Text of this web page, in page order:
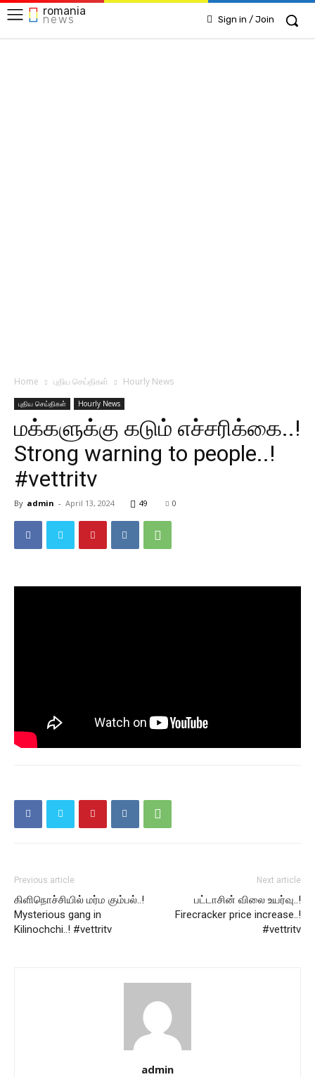
romania
news Sign in / Join
Home புதிய செய்திகள் Hourly News
புதிய செய்திகள் Hourly News
மக்களுக்கு கடும் எச்சரிக்கை..!
Strong warning to people..!
#vettritv
By admin - April 13, 2024 49 0
Previous article
கிளிநொச்சியில் மர்ம கும்பல்..!
Mysterious gang in
Kilinochchi..! #vettritv
Next article
பட்டாசின் விலை உயர்வு..!
Firecracker price increase..!
#vettritv
admin